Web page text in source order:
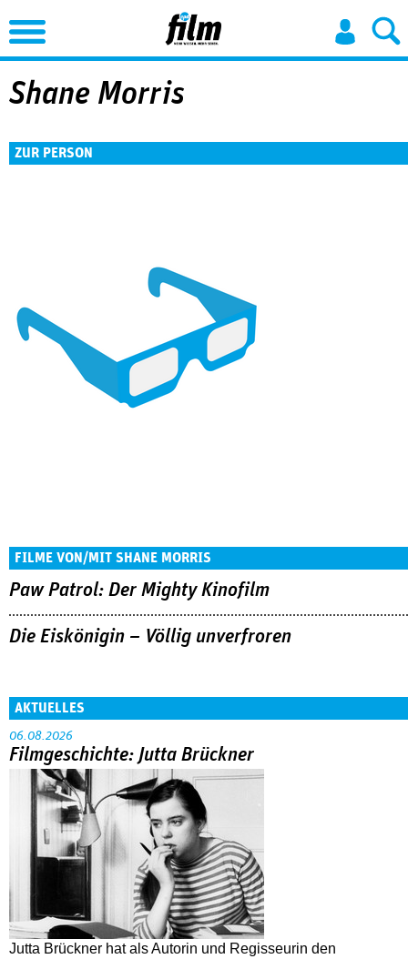
Jump to Navigation
Shane Morris
ZUR PERSON
FILME VON/MIT SHANE MORRIS
Paw Patrol: Der Mighty Kinofilm
Die Eiskönigin – Völlig unverfroren
AKTUELLES
06.08.2026
Filmgeschichte: Jutta Brückner
Jutta Brückner hat als Autorin und Regisseurin den